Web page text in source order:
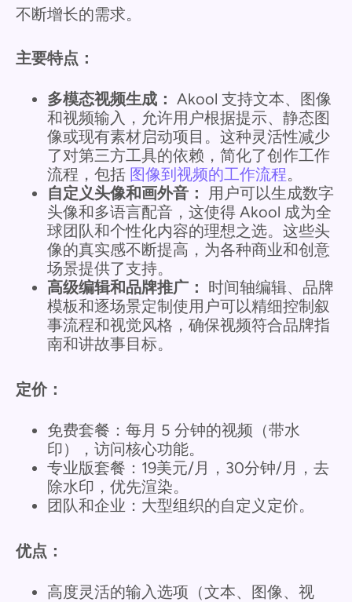
不断增长的需求。
主要特点：
多模态视频生成： Akool 支持文本、图像
和视频输入，允许用户根据提示、静态图
像或现有素材启动项目。这种灵活性减少
了对第三方工具的依赖，简化了创作工作
流程，包括 图像到视频的工作流程。
自定义头像和画外音：
用户可以生成数字
头像和多语言配音，这使得 Akool 成为全
球团队和个性化内容的理想之选。这些头
像的真实感不断提高，为各种商业和创意
场景提供了支持。
高级编辑和品牌推广： 时间轴编辑、品牌
模板和逐场景定制使用户可以精细控制叙
事流程和视觉风格，确保视频符合品牌指
南和讲故事目标。
定价：
免费套餐：每月 5 分钟的视频（带水
印），访问核心功能。
专业版套餐：19美元/月，30分钟/月，去
除水印，优先渲染。
团队和企业：大型组织的自定义定价。
优点：
高度灵活的输入选项（文本、图像、视